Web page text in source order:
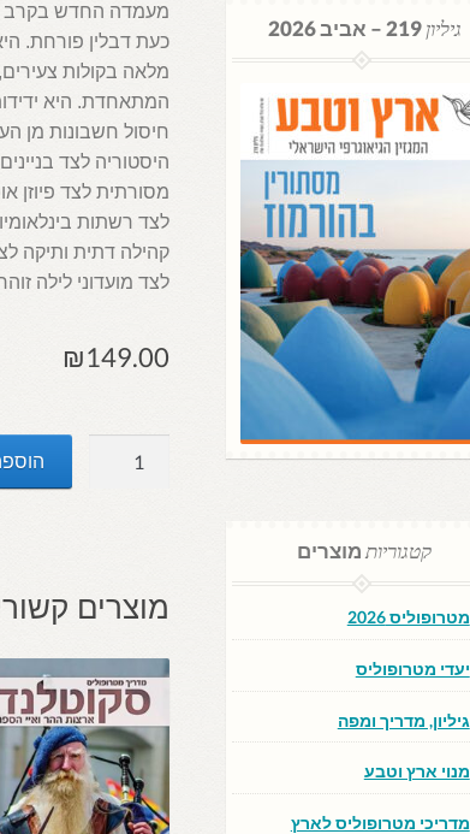
מעמדה החדש בקרב
כעת דבלין פורחת.
מלאה בקולות
המתאחדת. היא
חיסול חשבונות מן
היסטוריה לצד
מסורתית לצד פיוזן
לצד רשתות
קהילה דתית ותיקה
לצד מועדוני לילה
₪149.00
מוצרים
גיליון219 – אביב 2026
קטגוריותמוצרים
מטרופוליס 2026
יעדי מטרופוליס
גיליון, מדריך ומפה
מנוי ארץ וטבע
מדריכי מטרופוליס לארץ